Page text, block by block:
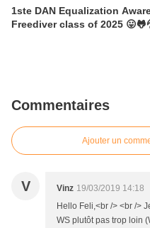
1ste DAN Equalization
Freediver class of 2025
Commentaires
Ajouter un
V Vinz 19/03/2019 14:18
Hello Feli,<br /> <br />
WS plutôt pas trop loin